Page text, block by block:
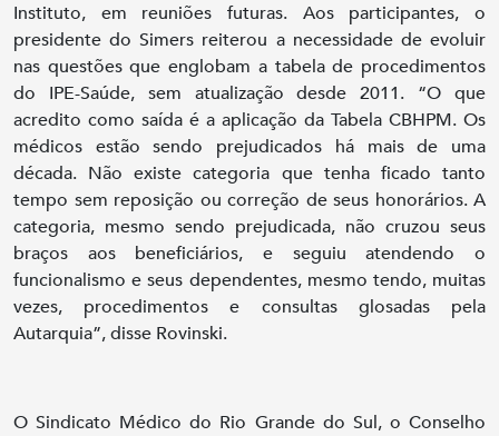
Instituto, em reuniões futuras. Aos participantes, o
presidente do Simers reiterou a necessidade de evoluir
nas questões que englobam a tabela de procedimentos
do IPE-Saúde, sem atualização desde 2011. “O que
acredito como saída é a aplicação da Tabela CBHPM. Os
médicos estão sendo prejudicados há mais de uma
década. Não existe categoria que tenha ficado tanto
tempo sem reposição ou correção de seus honorários. A
categoria, mesmo sendo prejudicada, não cruzou seus
braços aos beneficiários, e seguiu atendendo o
funcionalismo e seus dependentes, mesmo tendo, muitas
vezes, procedimentos e consultas glosadas pela
Autarquia”, disse Rovinski.
O Sindicato Médico do Rio Grande do Sul, o Conselho